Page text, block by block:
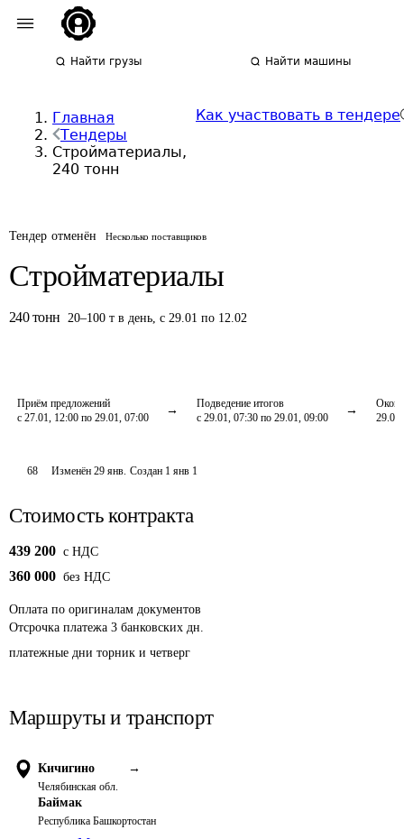
Найти грузы Найти машины
Главная
Тендеры
Стройматериалы,
240 тонн
Как участвовать в тендере
Тендер отменён Несколько поставщиков
Стройматериалы
240 тонн 20–100 т в день, с 29.01 по 12.02
Приём предложений
с 27.01, 12:00 по 29.01, 07:00
Подведение итогов
с 29.01, 07:30 по 29.01, 09:00
68 Изменён29 янв. Создан 1 янв 1
Стоимость контракта
439 200 c НДС
360 000 без НДС
Оплата по оригиналам документов
Отсрочка платежа 3 банковских дн.
платежные дни торник и четверг
Маршруты и транспорт
Кичигино →
Челябинская обл.
Баймак
Республика Башкортостан